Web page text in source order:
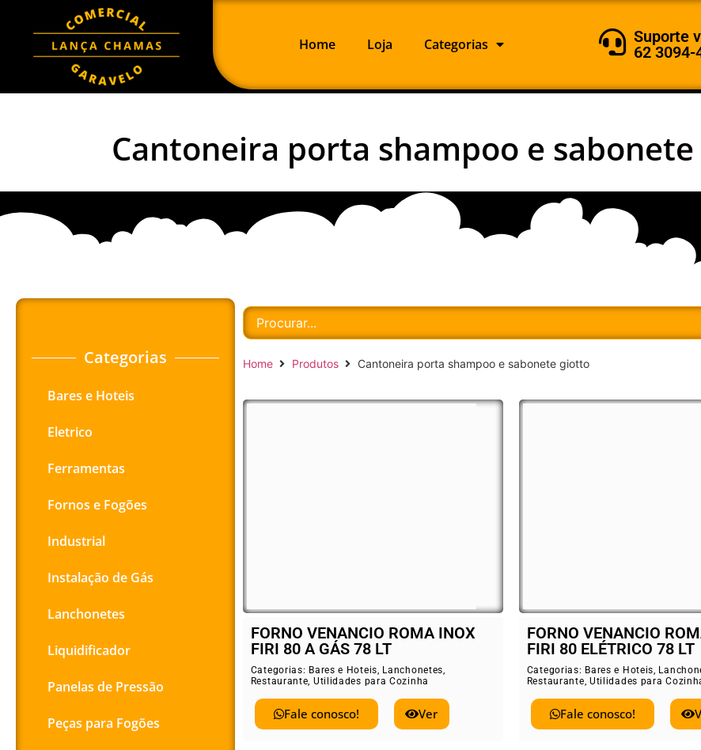
Home Loja Categorias
Suporte
62 3094-
Cantoneira porta shampoo e
Categorias
Bares e Hoteis
Eletrico
Ferramentas
Fornos e Fogões
Industrial
Instalação de Gás
Lanchonetes
Liquidificador
Panelas de Pressão
Peças para Fogões
Home Produtos Cantoneira porta shampoo e sabonete giotto
FORNO VENANCIO ROMA INOX
FIRI 80 A GÁS 78 LT
Categorias: Bares e Hoteis, Lanchonetes,
Restaurante, Utilidades para Cozinha
Fale conosco! Ver
FORNO VENANCIO
FIRI 80 ELÉTRICO 78 LT
Categorias: Bares e Hoteis,
Restaurante, Utilidades para
Fale conosco!